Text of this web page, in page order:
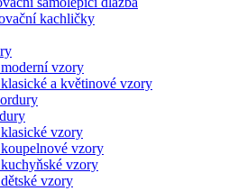
kachličky
vzory
a květinové vzory
vzory
vzory
vzory
vzory